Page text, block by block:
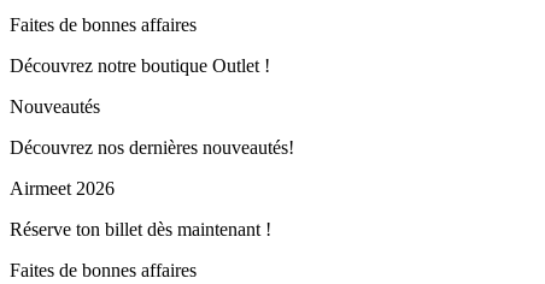
Faites de bonnes affaires
Découvrez notre boutique Outlet !
Nouveautés
Découvrez nos dernières nouveautés!
Airmeet 2026
Réserve ton billet dès maintenant !
Faites de bonnes affaires